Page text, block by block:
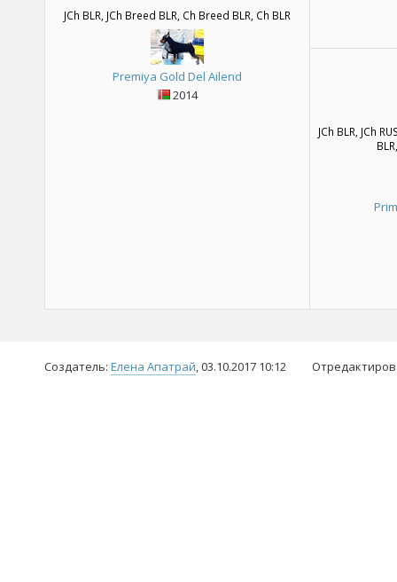
JCh BLR, JCh Breed BLR, Ch Breed BLR, Ch BLR
Premiya Gold Del Ailend
2014
JCh BLR, JCh
Создатель: Елена Апатрай, 03.10.2017 10:12